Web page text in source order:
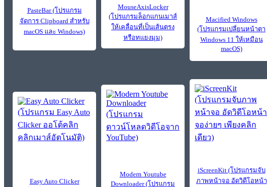
PasteBar (โปรแกรม
จัดการ Clipboard สำหรับ
macOS และ Windows)
MouseAxisLocker
(โปรแกรมล็อกแกนเมาส์
ให้เคลื่อนที่เป็นเส้นตรง
หรือทแยงมุม)
Macified Windows
(โปรแกรมเปลี่ยนหน้าตา
Windows 11 ให้เหมือน
macOS)
Easy Auto Clicker
Modern Youtube
Downloader (โปรแกรม
iScreenKit (โปรแกรมจับ
ภาพหน้าจอ อัดวิดีโอหน้า